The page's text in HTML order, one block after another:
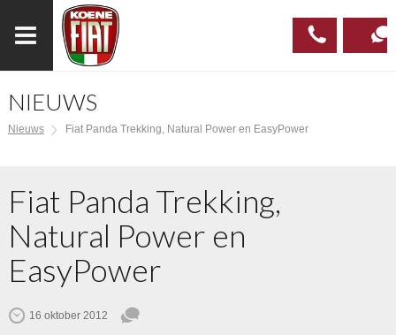
537 97
NIEUWS
Nieuws Fiat Panda Trekking, Natural Power en EasyPower
Fiat Panda Trekking,
Natural Power en
EasyPower
16 oktober 2012